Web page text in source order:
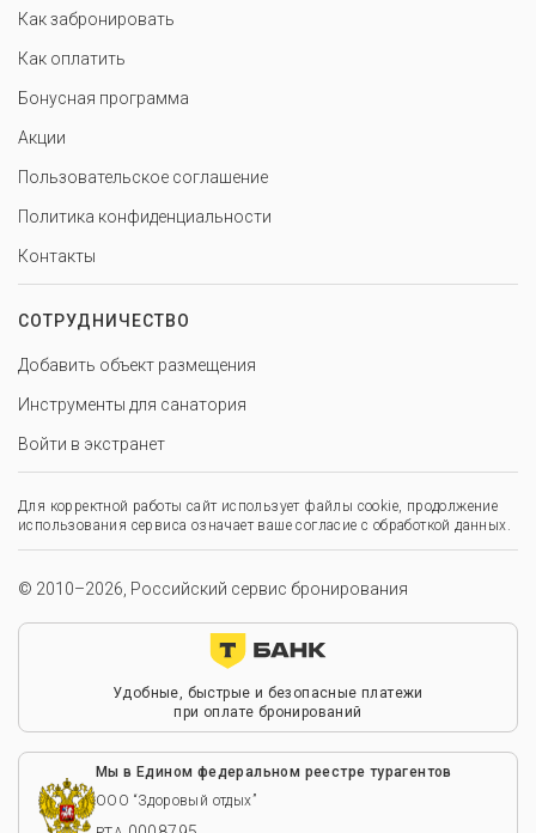
Как забронировать
Как оплатить
Бонусная программа
Акции
Пользовательское соглашение
Политика конфиденциальности
Контакты
СОТРУДНИЧЕСТВО
Добавить объект размещения
Инструменты для санатория
Войти в экстранет
Для корректной работы сайт использует файлы cookie, продолжение
использования сервиса означает ваше согласие с обработкой данных.
© 2010–2026, Российский сервис бронирования
Удобные, быстрые и безопасные платежи
при оплате бронирований
Мы в Едином федеральном реестре турагентов
ООО “Здоровый отдых”